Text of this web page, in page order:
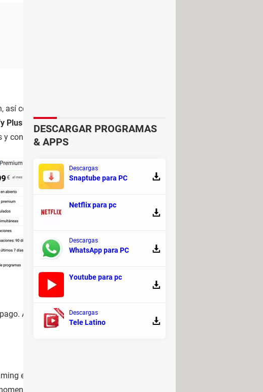
como a apps y a una parte del catálogo
Plus
y contenidospremium
Además, se trata de un servicio legal,
en tu Android. No obstante, la gran
quieres tener acceso a un catálogo
DESCARGAR PROGRAMAS
& APPS
Descargas
Snaptube para PC
Netflix para pc
Descargas
WhatsApp para PC
Youtube para pc
Descargas
Tele Latino